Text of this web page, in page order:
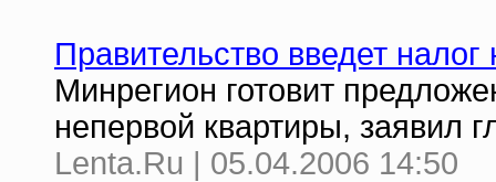
Правительство введет
Минрегион готовит
непервой квартиры, заявил
Lenta.Ru | 05.04.2006 14:50